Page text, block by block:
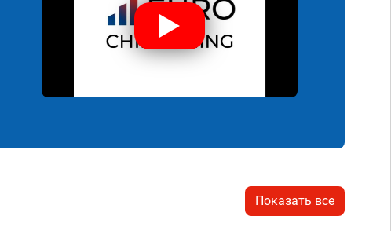
Показать все